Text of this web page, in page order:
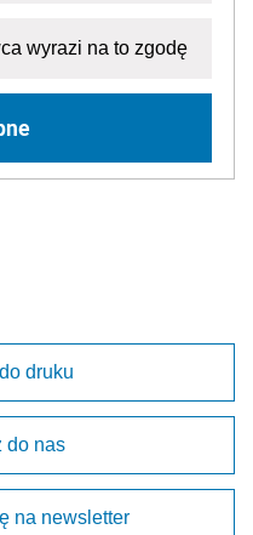
wyrazi na to zgodę
druku
do nas
na newsletter